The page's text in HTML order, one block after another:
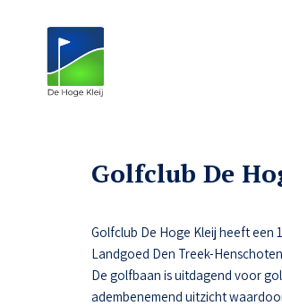
Golfclub De
Golfclub De Hoge Kleij heeft een
Landgoed Den Treek-
De golfbaan is uitdagend voor
adembenemend uitzicht